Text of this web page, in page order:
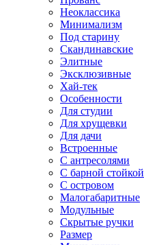
Неоклассика
Минимализм
Под старину
Скандинавские
Элитные
Эксклюзивные
Хай-тек
Особенности
Для студии
Для хрущевки
Для дачи
Встроенные
С антресолями
С барной стойкой
С островом
Малогабаритные
Модульные
Скрытые ручки
Размер